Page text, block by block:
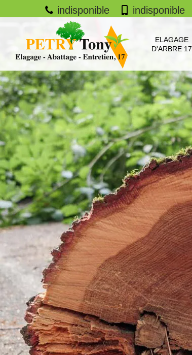
indisponible indisponible
ELAGAGE
D'ARBRE 17